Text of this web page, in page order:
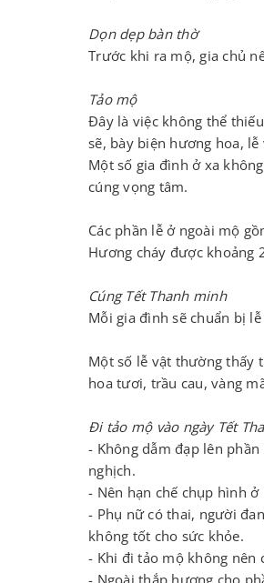
Dọn dẹp bàn thờ
Trước khi ra mộ, gia chủ
Tảo mộ
Đây là việc không thể
sẽ, bày biện hương hoa,
Một số gia đình ở xa
cúng vọng tâm.
Các phần lễ ở ngoài mộ
Hương cháy được khoảng
Cúng Tết Thanh minh
Mỗi gia đình sẽ chuẩn bị
Một số lễ vật thường thấy
hoa tươi, trầu cau, vàng
Đi tảo mộ vào ngày Tết
- Không dẫm đạp lên
nghịch.
- Nên hạn chế chụp hình ở
- Phụ nữ có thai, người
không tốt cho sức khỏe.
- Khi đi tảo mộ không nên
- Ngoài thắp hương cho